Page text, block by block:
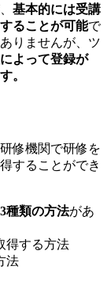
基本的には受講
ることが可能で
りませんが、ツ
よって登録が
。
修機関で研修を
することができ
3種類の方法があ
得する方法
法